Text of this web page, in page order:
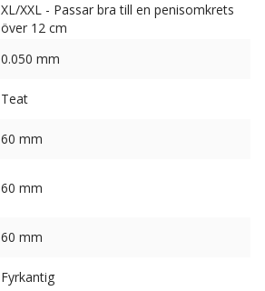
XL/XXL - Passar bra till en penisomkrets
över 12 cm
0.050 mm
Teat
60 mm
60 mm
60 mm
Fyrkantig